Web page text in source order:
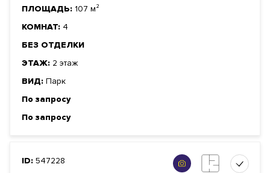
ПЛОЩАДЬ: 107 м²
КОМНАТ: 4
БЕЗ ОТДЕЛКИ
ЭТАЖ: 2 этаж
ВИД: Парк
По запросу
По запросу
ID: 547228